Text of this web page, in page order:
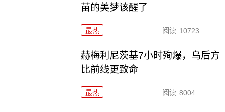
苗的美梦该醒了
最热 阅读 10723
赫梅利尼茨基7小时殉爆，乌后方
比前线更致命
最热 阅读 8004